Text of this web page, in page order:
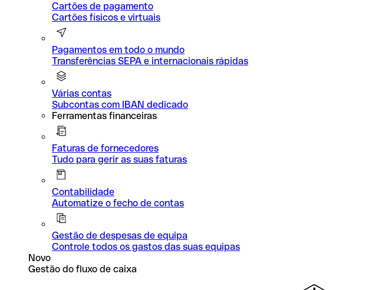
Cartões de pagamento
Cartões físicos e virtuais
Pagamentos em todo o mundo
Transferências SEPA e internacionais rápidas
Várias contas
Subcontas com IBAN dedicado
Ferramentas financeiras
Faturas de fornecedores
Tudo para gerir as suas faturas
Contabilidade
Automatize o fecho de contas
Gestão de despesas de equipa
Controle todos os gastos das suas equipas
Novo
Gestão do fluxo de caixa